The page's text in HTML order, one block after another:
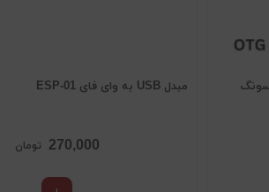
مبدل USB به وای فای ESP-01
270,000 تومان